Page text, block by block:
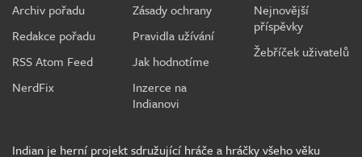
Archiv pořadu
Redakce pořadu
RSS Atom Feed
NerdFix
Zásady ochrany
Pravidla užívání
Jak hodnotíme
Inzerce na
Indianovi
Nejnovější
příspěvky
Žebříček uživatelů
Indian je herní projekt sdružující hráče a hráčky všeho věku